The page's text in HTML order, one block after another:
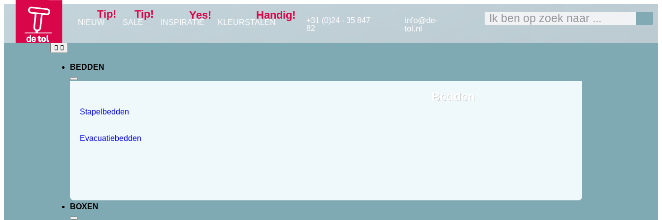
NIEUW
Tip!
SALE
Tip!
INSPIRATIE
Yes!
KLEURSTALEN
Handig!
+31 (0)24 - 35 847
82
info@de-
tol.nl
BEDDEN
Stapelbedden
Evacuatiebedden
Bedden
BOXEN